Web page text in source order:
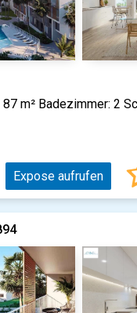
87 m² Badezimmer: 2
Expose aufrufen